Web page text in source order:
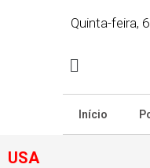
Quinta-feira,
Início
USA